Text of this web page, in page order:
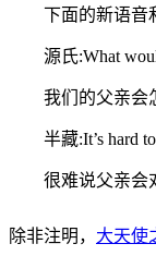
下面的新语音
源氏:What
我们的父亲会
半藏:It’s hard
很难说父亲会
除非注明， 大天使